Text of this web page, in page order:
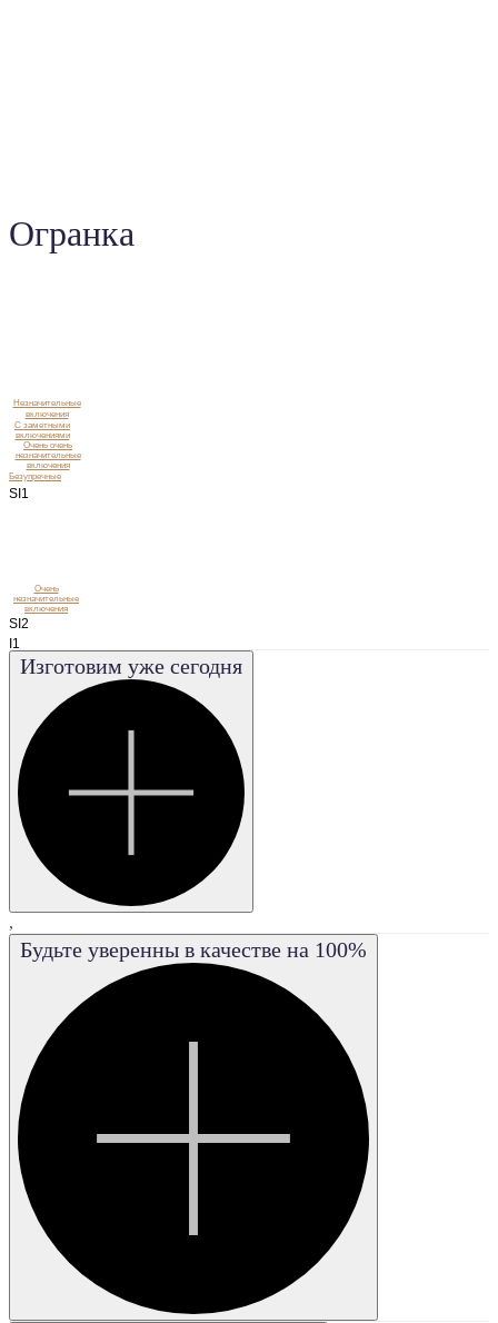
Незначительные
включения
C заметными
включениями
Очень очень
незначительные
включения
Безупречные
SI1
Очень
незначительные
включения
SI2
I1
VVS1
VVS2
FL
Огранка
Изготовим уже сегодня
,
Будьте уверенны в качестве на 100%